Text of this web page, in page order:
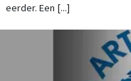
eerder. Een [...]